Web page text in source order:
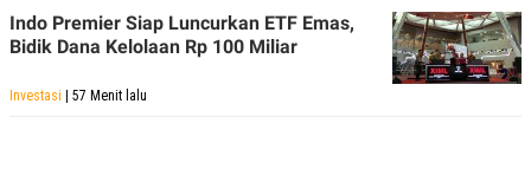
Indo Premier Siap Luncurkan ETF Emas,
Bidik Dana Kelolaan Rp 100 Miliar
Investasi | 57 Menit lalu